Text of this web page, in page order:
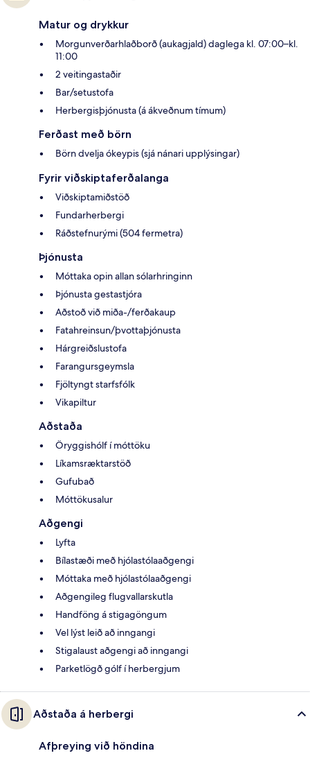
Matur og drykkur
Morgunverðarhlaðborð (aukagjald) daglega kl. 07:00–kl.
11:00
2 veitingastaðir
Bar/setustofa
Herbergisþjónusta (á ákveðnum tímum)
Ferðast með börn
Börn dvelja ókeypis (sjá nánari upplýsingar)
Fyrir viðskiptaferðalanga
Viðskiptamiðstöð
Fundarherbergi
Ráðstefnurými (504 fermetra)
Þjónusta
Móttaka opin allan sólarhringinn
Þjónusta gestastjóra
Aðstoð við miða-/ferðakaup
Fatahreinsun/þvottaþjónusta
Hárgreiðslustofa
Farangursgeymsla
Fjöltyngt starfsfólk
Vikapiltur
Aðstaða
Öryggishólf í móttöku
Líkamsræktarstöð
Gufubað
Móttökusalur
Aðgengi
Lyfta
Bílastæði með hjólastólaaðgengi
Móttaka með hjólastólaaðgengi
Aðgengileg flugvallarskutla
Handföng á stigagöngum
Vel lýst leið að inngangi
Stigalaust aðgengi að inngangi
Parketlögð gólf í herbergjum
Aðstaða á herbergi
Afþreying við höndina